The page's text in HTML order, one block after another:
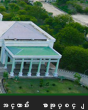
အင္တာဗ်ဴး စာအုပ္စင္